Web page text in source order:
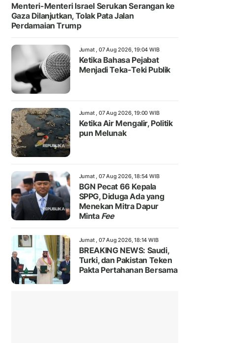
Menteri-Menteri Israel Serukan Serangan ke
Gaza Dilanjutkan, Tolak Pata Jalan
Perdamaian Trump
Jumat , 07 Aug 2026, 19:04 WIB
Ketika Bahasa Pejabat
Menjadi Teka-Teki Publik
Jumat , 07 Aug 2026, 19:00 WIB
Ketika Air Mengalir, Politik
pun Melunak
Jumat , 07 Aug 2026, 18:54 WIB
BGN Pecat 66 Kepala
SPPG, Diduga Ada yang
Menekan Mitra Dapur
Minta Fee
Jumat , 07 Aug 2026, 18:14 WIB
BREAKING NEWS: Saudi,
Turki, dan Pakistan Teken
Pakta Pertahanan Bersama